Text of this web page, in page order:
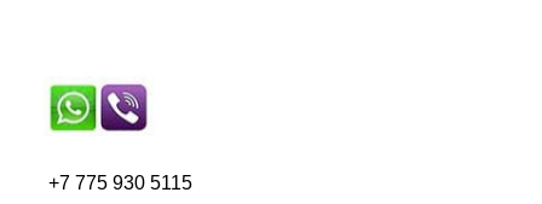
+7 775 930 5115